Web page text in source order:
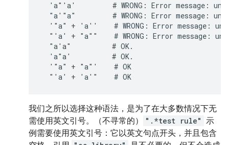
'a"'a'         # WRONG: Error message:
"a'"a"         # WRONG: Error message:
'"a" + 'a''    # WRONG: Error message:
"'a' + "a""    # WRONG: Error message:
  "a'a"          # OK.
  'a"a'          # OK.
  '"a" + "a"'    # OK
我们之所以选择这种语法，是为了在大多数情况下无
需使用英文引号。（不寻常的）
".*test rule" 示
例需要使用英文引号：它以英文句点开头，并且包含